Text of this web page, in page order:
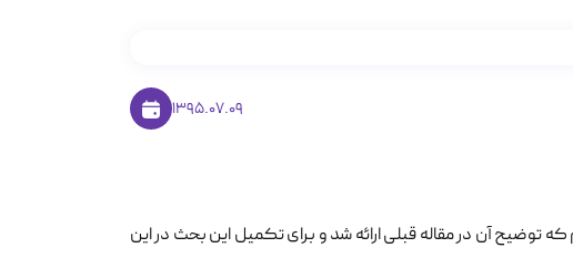
1395.07.09
توضیح آن در مقاله قبلی ارائه شد و برای تکمیل این بحث در این